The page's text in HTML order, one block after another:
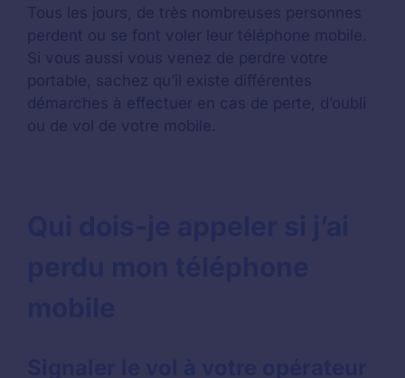
Tous les jours, de très nombreuses personnes
perdent ou se font voler leur téléphone mobile.
Si vous aussi vous venez de perdre votre
portable, sachez qu’il existe différentes
démarches à effectuer en cas de perte, d’oubli
ou de vol de votre mobile.